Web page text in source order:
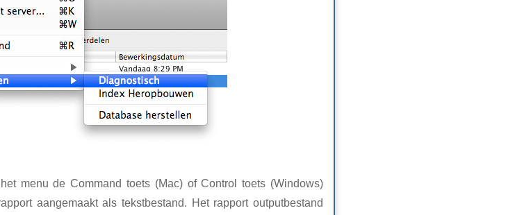
menu de Command toets (Mac) of Control toets (Windows)
aangemaakt als tekstbestand. Het rapport outputbestand